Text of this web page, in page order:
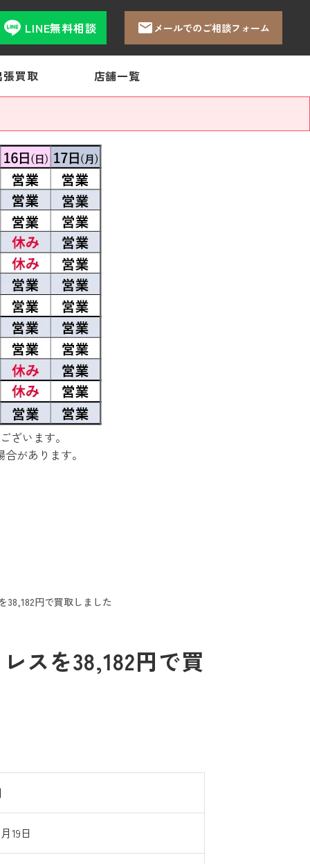
LINE無料相談 メールでのご相談フォーム
張買取 店舗一覧
ざいます。
があります。
38,182円で買取しました
スを38,182円で買
19日